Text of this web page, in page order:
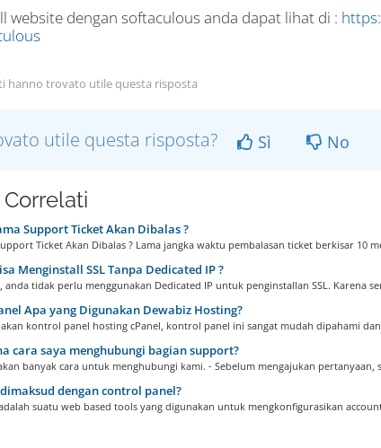
website dengan softaculous anda dapat lihat di :
hanno trovato utile questa risposta
utile questa risposta? Sì No
Support Ticket Akan Dibalas ?
Ticket Akan Dibalas ? Lama jangka waktu pembalasan ticket berkisar 10
Menginstall SSL Tanpa Dedicated IP ?
anda tidak perlu menggunakan Dedicated IP untuk penginstallan SSL. Karena
Apa yang Digunakan Dewabiz Hosting?
kontrol panel hosting cPanel, kontrol panel ini sangat mudah dipahami
cara saya menghubungi bagian support?
banyak cara untuk menghubungi kami. - Sebelum mengajukan pertanyaan,
dengan control panel?
suatu web based tools yang digunakan untuk mengkonfigurasikan